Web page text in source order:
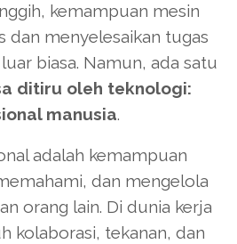
kemampuan mesin
dan menyelesaikan tugas
biasa. Namun, ada satu
ditiru oleh teknologi:
manusia.
adalah kemampuan
dan mengelola
orang lain. Di dunia kerja
kolaborasi, tekanan, dan